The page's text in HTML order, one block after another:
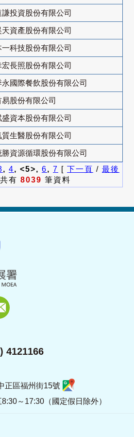
謙投資股份有限公司
天資產股份有限公司
一科技股份有限公司
宏長照股份有限公司
永國際餐飲股份有限公司
易股份有限公司
盛資本股份有限公司
質生醫股份有限公司
勝資源循環股份有限公司
, 4, <5>, 6, 7 [ 下一頁 / 最後
有 8039 筆資料
4121166
正區福州街15號
～17:30（國定假日除外）